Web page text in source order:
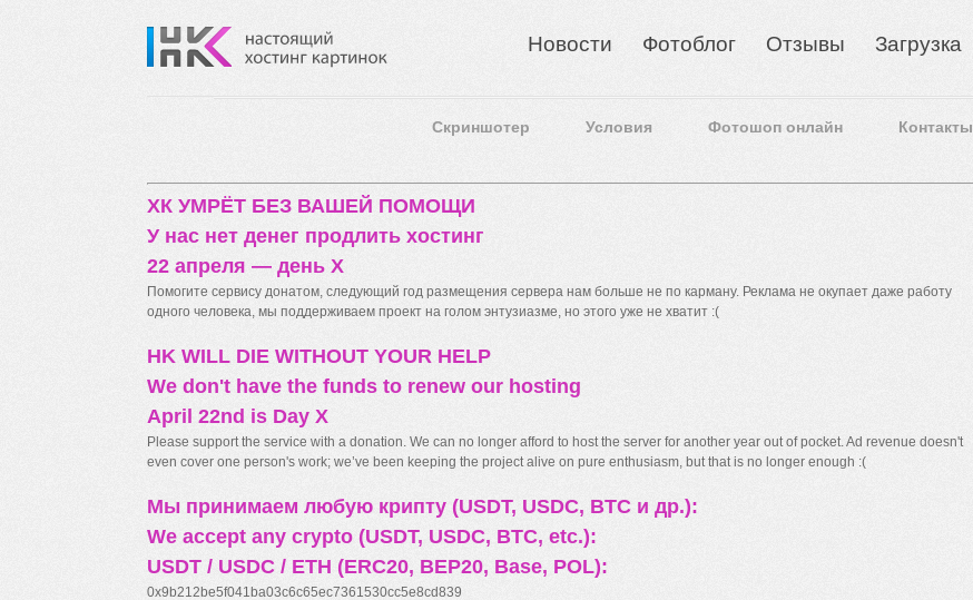
Новости Фотоблог Отзывы Загрузка
Скриншотер Условия Фотошоп онлайн Контакты
ХК УМРЁТ БЕЗ ВАШЕЙ ПОМОЩИ
У нас нет денег продлить хостинг
22 апреля — день X
Помогите сервису донатом, следующий год размещения сервера нам больше не по карману. Реклама не окупает даже работу
одного человека, мы поддерживаем проект на голом энтузиазме, но этого уже не хватит :(
HK WILL DIE WITHOUT YOUR HELP
We don't have the funds to renew our hosting
April 22nd is Day X
Please support the service with a donation. We can no longer afford to host the server for another year out of pocket. Ad revenue doesn't
even cover one person's work; we’ve been keeping the project alive on pure enthusiasm, but that is no longer enough :(
Мы принимаем любую крипту (USDT, USDC, BTC и др.):
We accept any crypto (USDT, USDC, BTC, etc.):
USDT / USDC / ETH (ERC20, BEP20, Base, POL):
0x9b212be5f041ba03c6c65ec7361530cc5e8cd839